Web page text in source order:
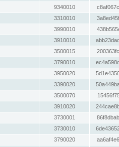
9340010
3310010
3990010
3910010
3500015
3790010
3950020
3390020
3500070
3910020
3730001
3730010
3790020